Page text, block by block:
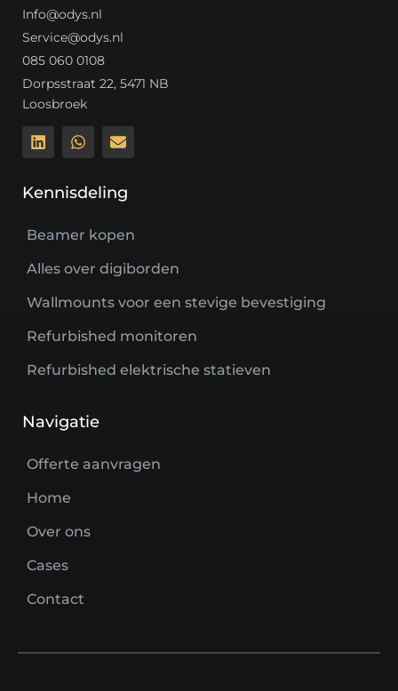
Info@odys.nl
Service@odys.nl
085 060 0108
Dorpsstraat 22, 5471 NB
Loosbroek
Kennisdeling
Beamer kopen
Alles over digiborden
Wallmounts voor een stevige bevestiging
Refurbished monitoren
Refurbished elektrische statieven
Navigatie
Offerte aanvragen
Home
Over ons
Cases
Contact